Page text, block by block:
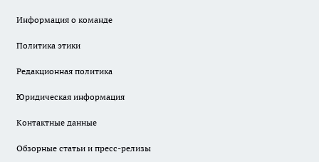
Информация о команде
Политика этики
Редакционная политика
Юридическая информация
Контактные данные
Обзорные статьи и пресс-релизы